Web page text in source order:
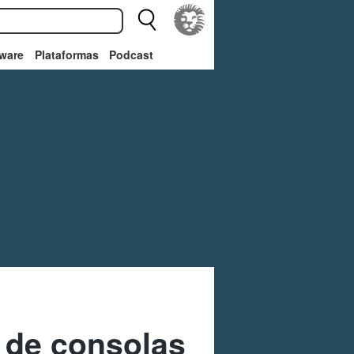
Plataformas Podcast
consolas